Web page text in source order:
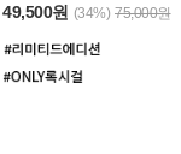
49,500원 (34%) 75,000원